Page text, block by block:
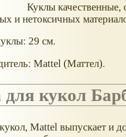
Куклы качественные,
и нетоксичных
29 см.
Mattel (Маттел).
для кукол
Mattel выпускает и